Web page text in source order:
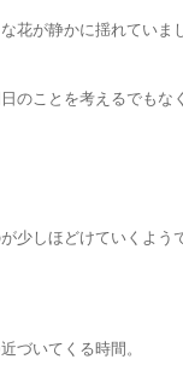
花が静かに揺れていま
のことを考えるでもな
少しほどけていくよう
づいてくる時間。